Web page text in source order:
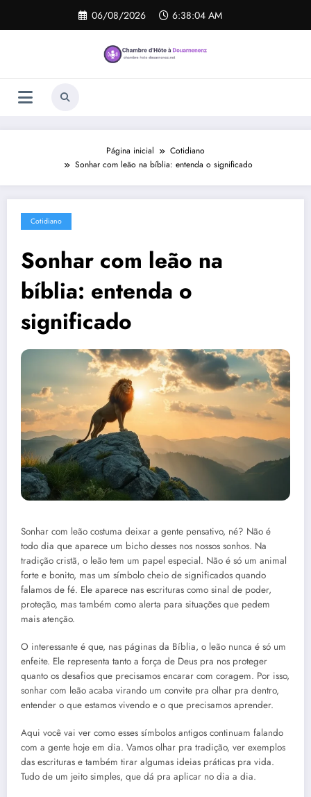
o
06/08/2026 6:38:05 AM
Página inicial
Cotidiano
Sonhar com leão na bíblia: entenda o significado
Cotidiano
Sonhar com leão na
bíblia: entenda o
significado
Sonhar com leão costuma deixar a gente pensativo, né? Não é
todo dia que aparece um bicho desses nos nossos sonhos. Na
tradição cristã, o leão tem um papel especial. Não é só um animal
forte e bonito, mas um símbolo cheio de significados quando
falamos de fé. Ele aparece nas escrituras como sinal de poder,
proteção, mas também como alerta para situações que pedem
mais atenção.
O interessante é que, nas páginas da Bíblia, o leão nunca é só um
enfeite. Ele representa tanto a força de Deus pra nos proteger
quanto os desafios que precisamos encarar com coragem. Por isso,
sonhar com leão acaba virando um convite pra olhar pra dentro,
entender o que estamos vivendo e o que precisamos aprender.
Aqui você vai ver como esses símbolos antigos continuam falando
com a gente hoje em dia. Vamos olhar pra tradição, ver exemplos
das escrituras e também tirar algumas ideias práticas pra vida.
Tudo de um jeito simples, que dá pra aplicar no dia a dia.